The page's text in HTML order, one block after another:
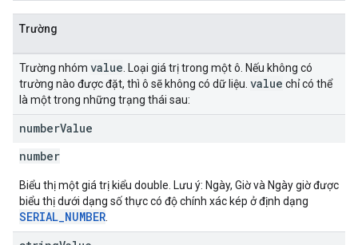
Trường
Trường nhóm value . Loại giá trị trong một ô. Nếu không có
trường nào được đặt, thì ô sẽ không có dữ liệu. value chỉ có thể
là một trong những trạng thái sau:
numberValue
number
Biểu thị một giá trị kiểu double. Lưu ý: Ngày, Giờ và Ngày giờ được
biểu thị dưới dạng số thực có độ chính xác kép ở định dạng
SERIAL_NUMBER